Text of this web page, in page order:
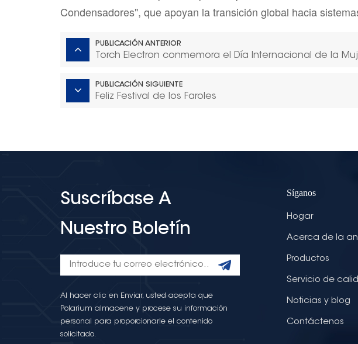
Condensadores", que apoyan la transición global hacia
PUBLICACIÓN ANTERIOR
Torch Electron conmemora el Día Internacional de la
PUBLICACIÓN SIGUIENTE
Feliz Festival de los Faroles
Suscríbase A
Nuestro Boletín
Al hacer clic en Enviar, usted acepta que
Polarium almacene y procese su información
personal para proporcionarle el contenido
solicitado.
Síganos
Hogar
Acerca de la
Productos
Servicio de
Noticias y blog
Contáctenos